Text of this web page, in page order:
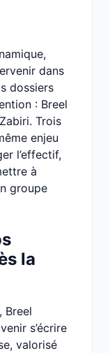
dans
dossiers
: Breel
Trois
enjeu
l’effectif,
à
groupe
la
Breel
s’écrire
valorisé